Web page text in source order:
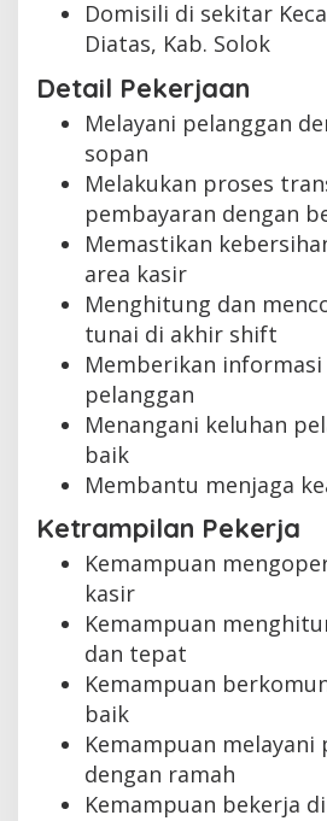
Domisili di sekitar
Diatas, Kab. Solok
Detail Pekerjaan
Melayani pelanggan
sopan
Melakukan proses
pembayaran dengan
Memastikan
area kasir
Menghitung dan
tunai di akhir shift
Memberikan
pelanggan
Menangani keluhan
baik
Membantu menjaga
Ketrampilan Pekerja
Kemampuan
kasir
Kemampuan
dan tepat
Kemampuan
baik
Kemampuan melayani
dengan ramah
Kemampuan bekerja